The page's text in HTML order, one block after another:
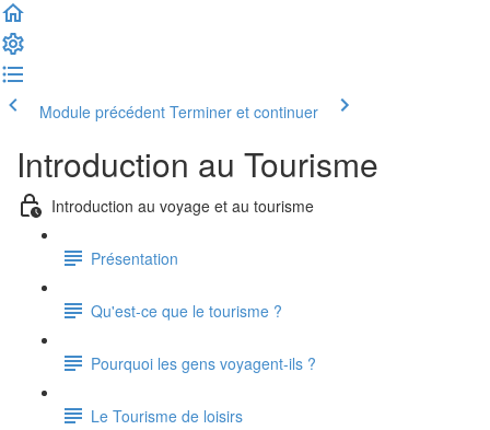
Module précédent Terminer et continuer
Introduction au Tourisme
Introduction au voyage et au tourisme
Présentation
Qu'est-ce que le tourisme ?
Pourquoi les gens voyagent-ils ?
Le Tourisme de loisirs